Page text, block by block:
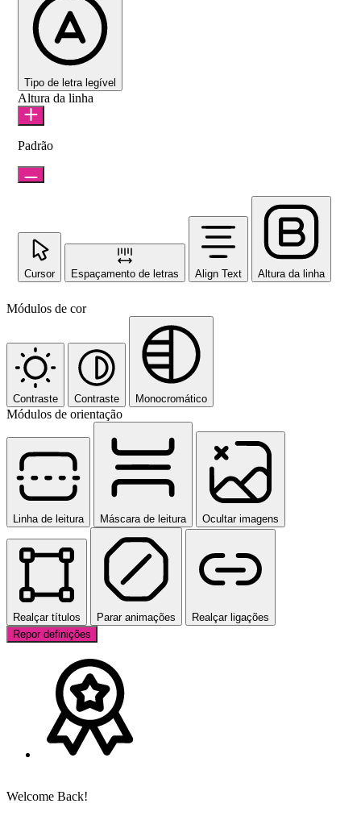
Tipo de letra legível
Altura da linha
Padrão
Cursor Espaçamento de letras Align Text Altura da linha
Módulos de cor
Contraste Contraste Monocromático
Módulos de orientação
Linha de leitura Máscara de leitura Ocultar imagens
Realçar títulos Parar animações
Realçar ligações
Repor definições
Welcome Back!